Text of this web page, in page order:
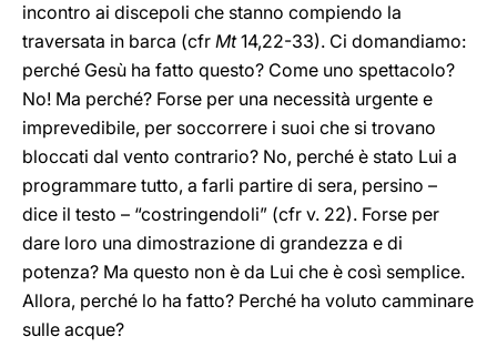
incontro ai discepoli che stanno compiendo la
traversata in barca (cfr Mt14,22-33). Ci domandiamo:
perché Gesù ha fatto questo? Come uno spettacolo?
No! Ma perché? Forse per una necessità urgente e
imprevedibile, per soccorrere i suoi che si trovano
bloccati dal vento contrario? No, perché è stato Lui a
programmare tutto, a farli partire di sera, persino –
dice il testo – “costringendoli” (cfr v. 22). Forse per
dare loro una dimostrazione di grandezza e di
potenza? Ma questo non è da Lui che è così semplice.
Allora, perché lo ha fatto? Perché ha voluto camminare
sulle acque?